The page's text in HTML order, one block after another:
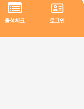
출석체크 로그인